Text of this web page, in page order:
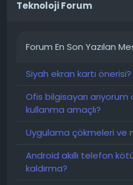
Teknoloji Forum
Forum En Son Yazılan
Siyah ekran kartı önerisi?
Ofis bilgisayarı
kullanma amaçlı?
Uygulama çökmeleri ve
Android akıllı telefon
kaldırma?